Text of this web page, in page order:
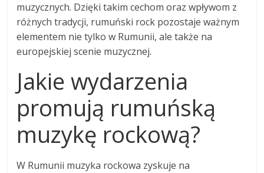
muzycznych. Dzięki takim cechom oraz wpływom z
różnych tradycji, rumuński rock pozostaje ważnym
elementem nie tylko w Rumunii, ale także na
europejskiej scenie muzycznej.
Jakie wydarzenia
promują rumuńską
muzykę rockową?
W Rumunii muzyka rockowa zyskuje na